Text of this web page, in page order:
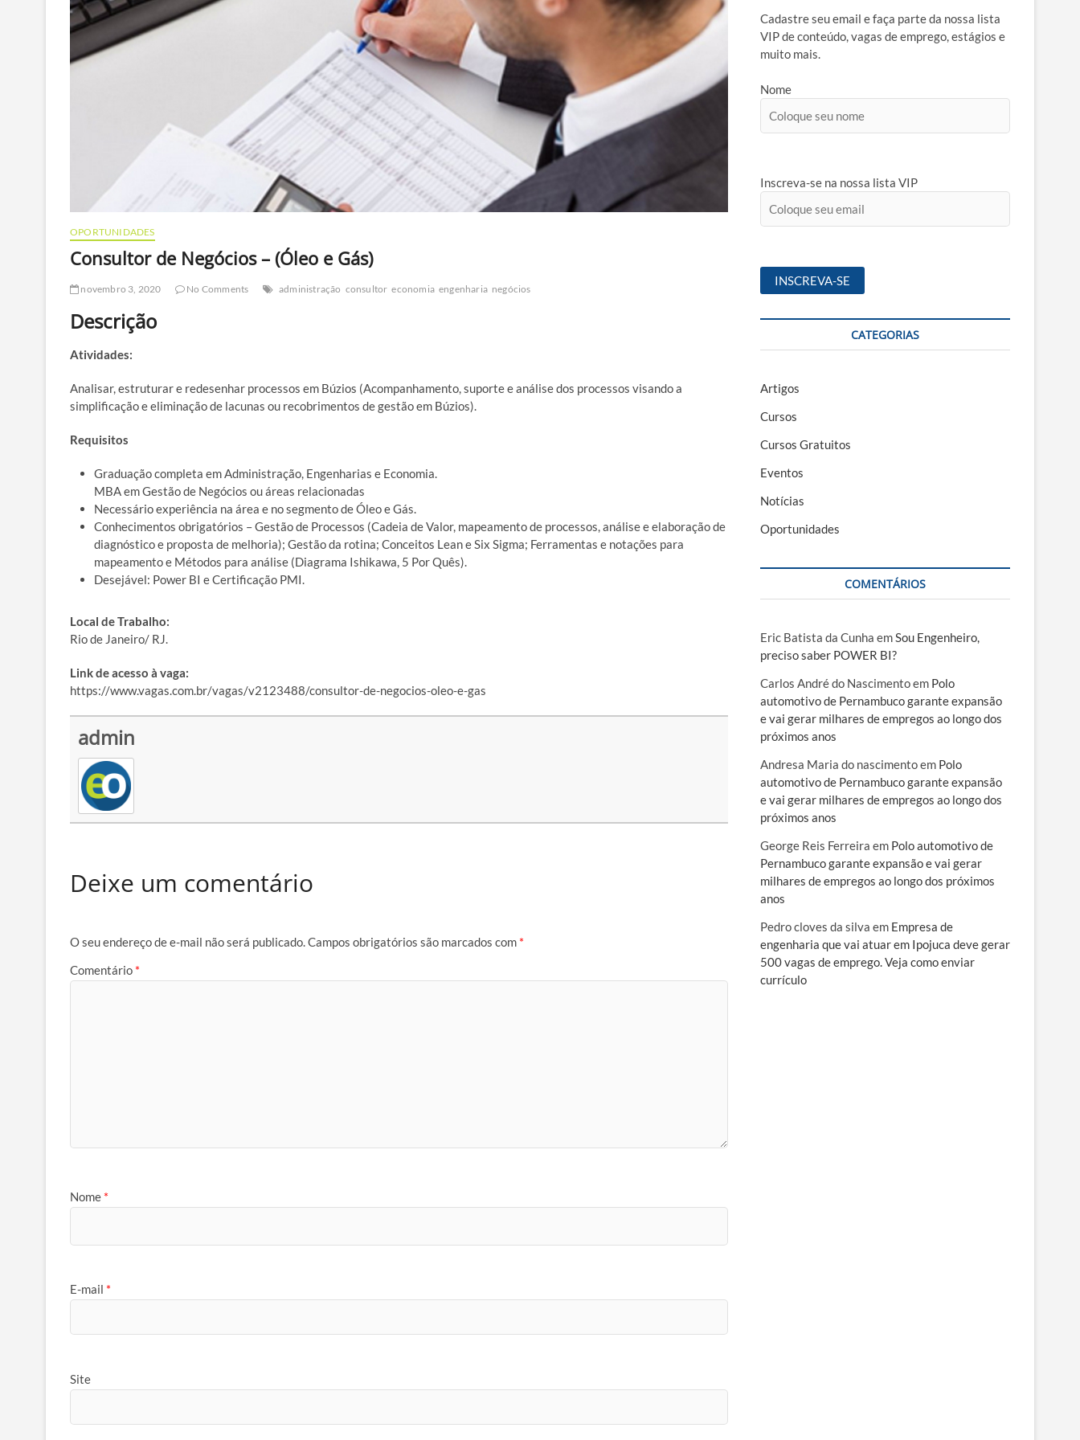
OPORTUNIDADES
Consultor de Negócios – (Óleo e Gás)
novembro 3, 2020 No Comments administração consultor economia engenharia negócios
Descrição
Atividades:
Analisar, estruturar e redesenhar processos em Búzios (Acompanhamento, suporte e análise dos processos visando a
simplificação e eliminação de lacunas ou recobrimentos de gestão em Búzios).
Requisitos
Graduação completa em Administração, Engenharias e Economia.
MBA em Gestão de Negócios ou áreas relacionadas
Necessário experiência na área e no segmento de Óleo e Gás.
Conhecimentos obrigatórios – Gestão de Processos (Cadeia de Valor, mapeamento de processos, análise e elaboração de
diagnóstico e proposta de melhoria); Gestão da rotina; Conceitos Lean e Six Sigma; Ferramentas e notações para
mapeamento e Métodos para análise (Diagrama Ishikawa, 5 Por Quês).
Desejável: Power BI e Certificação PMI.
Local de Trabalho:
Rio de Janeiro/ RJ.
Link de acesso à vaga:
https://www.vagas.com.br/vagas/v2123488/consultor-de-negocios-oleo-e-gas
admin
Deixe um comentário
O seu endereço de e-mail não será publicado.Campos obrigatórios são marcados com *
Comentário *
Nome *
E-mail *
Site
Cadastre seu email e faça parte da nossa lista
VIP de conteúdo, vagas de emprego, estágios e
muito mais.
Nome
Inscreva-se na nossa lista VIP
CATEGORIAS
Artigos
Cursos
Cursos Gratuitos
Eventos
Notícias
Oportunidades
COMENTÁRIOS
Eric Batista da Cunha emSou Engenheiro,
preciso saber POWER BI?
Carlos André do Nascimentoem Polo
automotivo de Pernambuco garante expansão
e vai gerar milhares de empregos ao longo dos
próximos anos
Andresa Maria do nascimentoem Polo
automotivo de Pernambuco garante expansão
e vai gerar milhares de empregos ao longo dos
próximos anos
George Reis Ferreira em Polo automotivo de
Pernambuco garante expansão e vai gerar
milhares de empregos ao longo dos próximos
anos
Pedro cloves da silva em Empresa de
engenharia que vai atuar em Ipojuca deve gerar
500 vagas de emprego. Veja como enviar
currículo